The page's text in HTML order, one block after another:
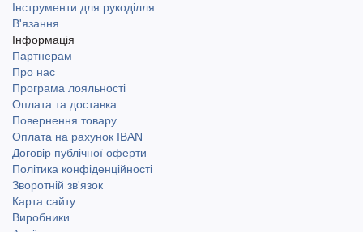
Інструменти для рукоділля
В'язання
Інформація
Партнерам
Про нас
Програма лояльності
Оплата та доставка
Повернення товару
Оплата на рахунок IBAN
Договір публічної оферти
Політика конфіденційності
Зворотній зв'язок
Карта сайту
Виробники